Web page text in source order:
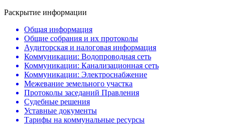
Раскрытие информации
Общая информация
Общие собрания и их протоколы
Аудиторская и налоговая информация
Коммуникации: Водопроводная сеть
Коммуникации: Канализационная сеть
Коммуникации: Электроснабжение
Межевание земельного участка
Протоколы заседаний Правления
Судебные решения
Уставные документы
Тарифы на коммунальные ресурсы